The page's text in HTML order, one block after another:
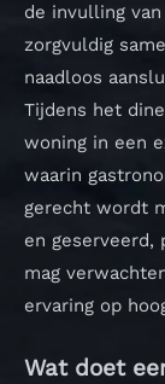
de invulling
zorgvuldig
naadloos
Tijdens het
woning in een
waarin
gerecht wordt
en geserveerd,
mag
ervaring op
Wat doet